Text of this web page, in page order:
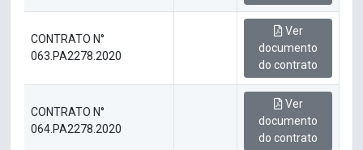
CONTRATO N°
063.PA2278.2020
Ver
documento
do contrato
CONTRATO N°
064.PA2278.2020
Ver
documento
do contrato